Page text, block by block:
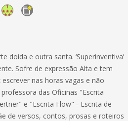
doida e outra santa. ‘Superinventiva’
Sofre de expressão Alta e tem
nas horas vagas e não
das Oficinas "Escrita
e "Escrita Flow" - Escrita de
de versos, contos, prosas e roteiros